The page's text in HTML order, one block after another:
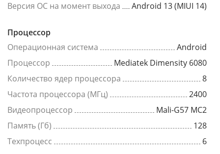
Версия ОС на момент выхода
Android 13 (MIUI 14)
Процессор
Операционная система
Android
Процессор
Mediatek Dimensity 6080
Количество ядер процессора
8
Частота процессора (МГц)
2400
Видеопроцессор
Mali-G57 MC2
Память (Гб)
128
Техпроцесс
6